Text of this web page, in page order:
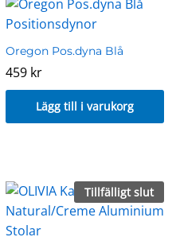
Oregon Pos.dyna Blå
459 kr
Lägg till i varukorg
Tillfälligt slut